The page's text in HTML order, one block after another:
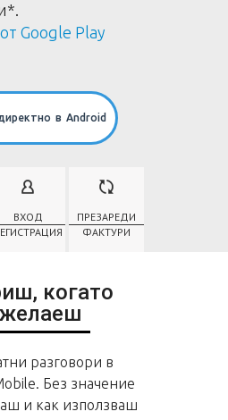
в Android
ВХОД
ПРЕЗАРЕДИ
ФАКТУРИ
когато
разговори в
Без значение
и как използваш